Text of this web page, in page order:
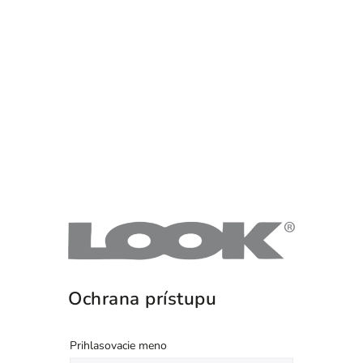
Ochrana prístupu
Prihlasovacie meno